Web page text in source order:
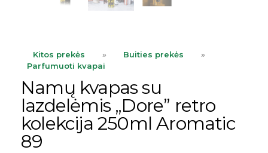
Kitos prekės » Buities prekės
»
Parfumuoti kvapai
Namų kvapas su
lazdelėmis „Dore” retro
kolekcija 250ml Aromatic
89